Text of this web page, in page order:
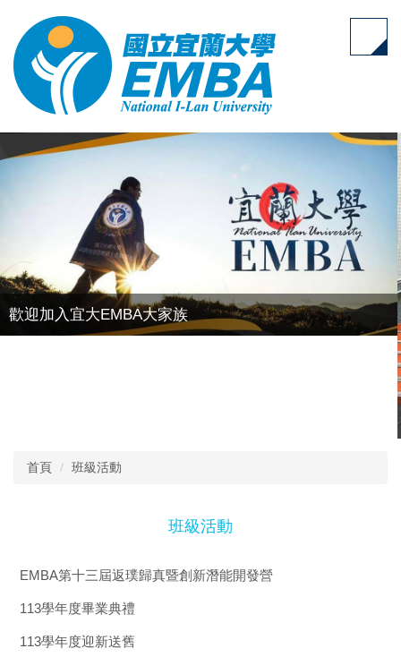
主
要
內
歡迎加入宜大EMBA大家族
首頁 班級活動
班級活動
EMBA第十三屆返璞歸真暨創新潛能開發營
113學年度畢業典禮
113學年度迎新送舊